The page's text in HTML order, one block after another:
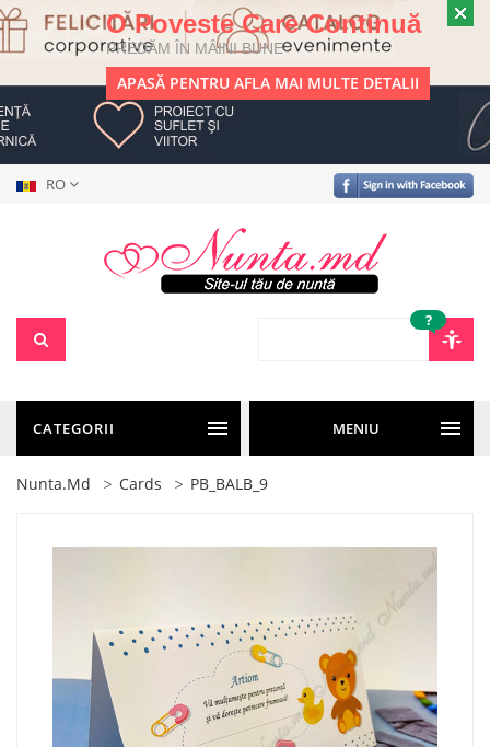
O Poveste Care Continuă
PREDĂM ÎN MÂINI BUNE
APASĂ PENTRU AFLA MAI MULTE DETALII
RO
?
CATEGORII MENIU
Nunta.md Cards PB_BALB_9